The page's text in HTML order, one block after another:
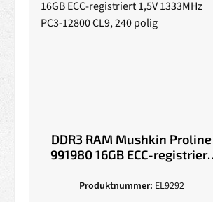
DDR3 RAM Mushkin Proline
991980 16GB ECC-registriert
240 polig
Produktnummer: EL9292